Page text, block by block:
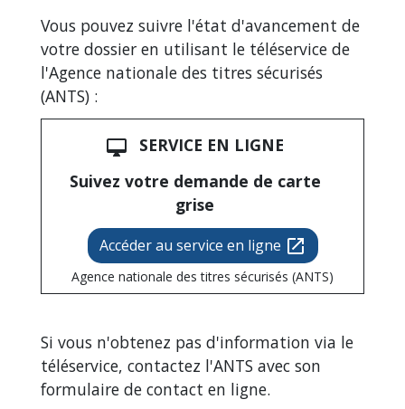
Vous pouvez suivre l'état d'avancement de
votre dossier en utilisant le téléservice de
l'Agence nationale des titres sécurisés
(ANTS) :
desktop_mac
SERVICE EN LIGNE
Suivez votre demande de carte
grise
Accéder au service en ligne open_in_new
Agence nationale des titres sécurisés (ANTS)
Si vous n'obtenez pas d'information via le
téléservice, contactez l'ANTS avec son
formulaire de contact en ligne.